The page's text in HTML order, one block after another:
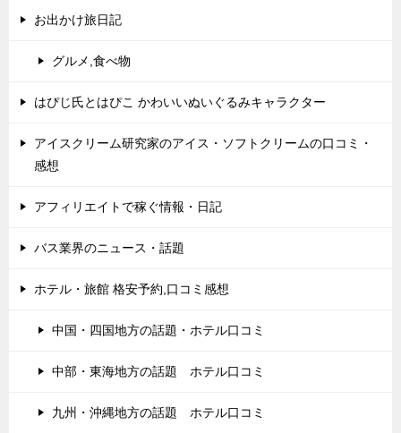
お出かけ旅日記
グルメ,食べ物
はぴじ氏とはぴこ かわいいぬいぐるみキャラクター
アイスクリーム研究家のアイス・ソフトクリームの口コミ・
感想
アフィリエイトで稼ぐ情報・日記
バス業界のニュース・話題
ホテル・旅館 格安予約,口コミ感想
中国・四国地方の話題・ホテル口コミ
中部・東海地方の話題 ホテル口コミ
九州・沖縄地方の話題 ホテル口コミ